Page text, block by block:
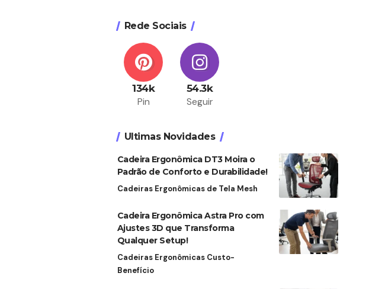
Rede Sociais
134k
Pin
54.3k
Seguir
Ultimas Novidades
Cadeira Ergonômica DT3 Moira o
Padrão de Conforto e Durabilidade!
Cadeiras Ergonômicas de Tela Mesh
Cadeira Ergonômica Astra Pro com
Ajustes 3D que Transforma
Qualquer Setup!
Cadeiras Ergonômicas Custo-
Benefício